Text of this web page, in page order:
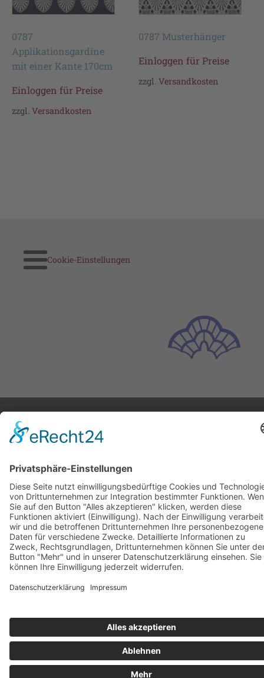
0787
Applikationsgardine
mit einer Kante 170cm
Einloggen für Preise
zzgl. Versandkosten
0787 Musterhänger
Einloggen für Preise
zzgl.Versandkosten
Cookie-Einstellungen